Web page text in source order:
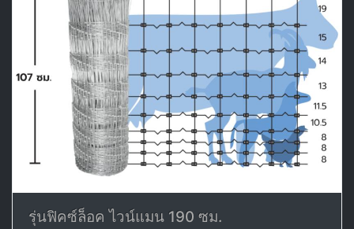
รุ่นฟิคซ์ล็อค ไวน์แมน 190 ซม.